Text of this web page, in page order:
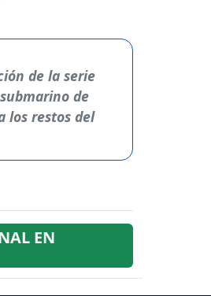
de la serie
de
los restos del
EN